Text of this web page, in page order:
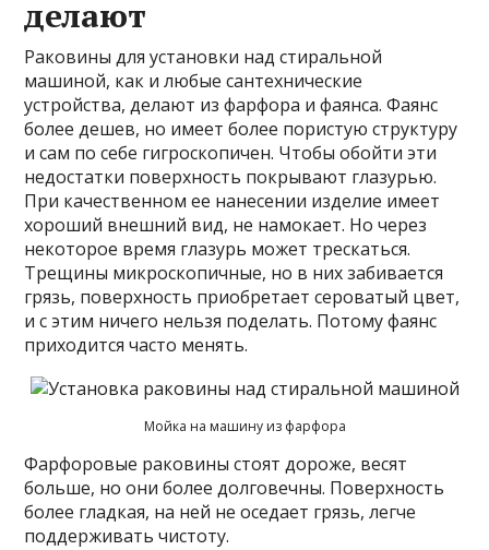
делают
Раковины для установки над стиральной
машиной, как и любые сантехнические
устройства, делают из фарфора и фаянса. Фаянс
более дешев, но имеет более пористую структуру
и сам по себе гигроскопичен. Чтобы обойти эти
недостатки поверхность покрывают глазурью.
При качественном ее нанесении изделие имеет
хороший внешний вид, не намокает. Но через
некоторое время глазурь может трескаться.
Трещины микроскопичные, но в них забивается
грязь, поверхность приобретает сероватый цвет,
и с этим ничего нельзя поделать. Потому фаянс
приходится часто менять.
Мойка на машину из фарфора
Фарфоровые раковины стоят дороже, весят
больше, но они более долговечны. Поверхность
более гладкая, на ней не оседает грязь, легче
поддерживать чистоту.